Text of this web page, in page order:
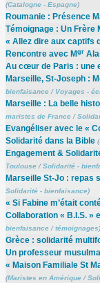
(Catalogne - Espagne)
Roumanie : Présence
Témoignage : Un
« Allez dire aux captifs
Rencontre avec Mgr
Au cœur de Paris : une
Marseille, St-Joseph :
bienfaisance/ Voyages -
Marseille : La belle
maristes de France/
Evangéliser avec le «
Solidarité dans la Bible (
Engagement &
Toulouse/Solidarité -
Marseille St-Jo : repas
Solidarité - bienfaisance)
« Si Fabine m’était
Collaboration « B.I.S. »
bienfaisance/témoignages)
Grèce : solidarité
Un professeur
« Maison Familiale St
(Maristes en Amérique/